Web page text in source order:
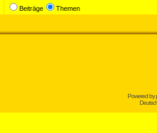
Beiträge Themen
Powered by